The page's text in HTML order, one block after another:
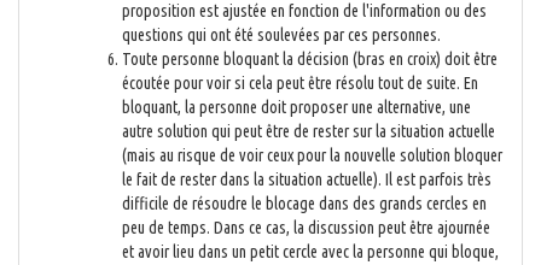
proposition est ajustée en fonction de l'information ou des
questions qui ont été soulevées par ces personnes.
Toute personne bloquant la décision (bras en croix) doit être
écoutée pour voir si cela peut être résolu tout de suite. En
bloquant, la personne doit proposer une alternative, une
autre solution qui peut être de rester sur la situation actuelle
(mais au risque de voir ceux pour la nouvelle solution bloquer
le fait de rester dans la situation actuelle). Il est parfois très
difficile de résoudre le blocage dans des grands cercles en
peu de temps. Dans ce cas, la discussion peut être ajournée
et avoir lieu dans un petit cercle avec la personne qui bloque,